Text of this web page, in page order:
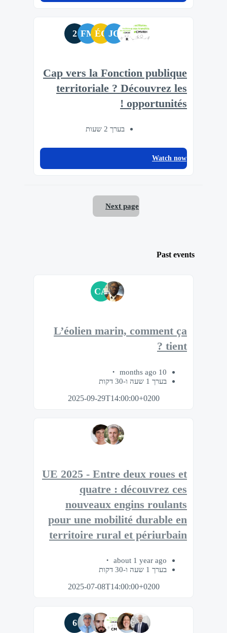
JC
ÉC
FM
2
Cap vers la Fonction publique
territoriale ? Découvrez les
opportunités !
בערך 2 שעות
Watch now
Next page
Past events
CA
L’éolien marin, comment ça
tient ?
10 months ago
בערך 1 שעה ו-30 דקות
2025-09-29T14:00:00+0200
UE 2025 - Entre deux roues et
quatre : découvrez ces
nouveaux engins roulants
pour une mobilité durable en
territoire rural et périurbain
about 1 year ago
בערך 1 שעה ו-30 דקות
2025-07-08T14:00:00+0200
6